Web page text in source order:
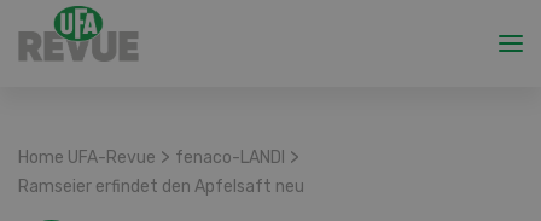
Home UFA-Revue > fenaco-LANDI >
Ramseier erfindet den Apfelsaft neu